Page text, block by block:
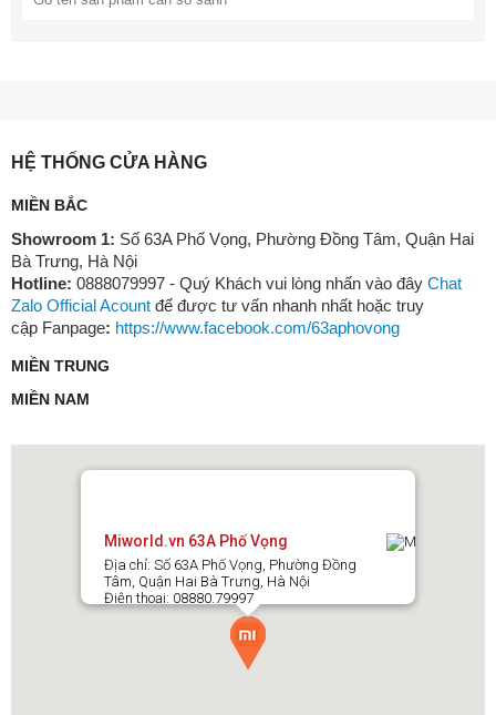
Vượt vật cản 6cm – Di chuyển linh hoạt như
mô phỏng bước chân người
HỆ THỐNG CỬA HÀNG
MIỀN BẮC
Showroom 1: Số 63A Phố Vọng, Phường Đồng Tâm, Quận Hai
Bà Trưng, Hà Nội
Hotline: 0888079997 - Quý Khách vui lòng nhấn vào đây Chat
Zalo Official Acount để được tư vấn nhanh nhất hoặc truy
cập Fanpage: https://www.facebook.com/63aphovong
MIỀN TRUNG
MIỀN NAM
Miworld.vn 63A Phố Vọng
Địa chỉ: Số 63A Phố Vọng, Phường Đồng
Tâm, Quận Hai Bà Trưng, Hà Nội
Điện thoại: 08880.79997